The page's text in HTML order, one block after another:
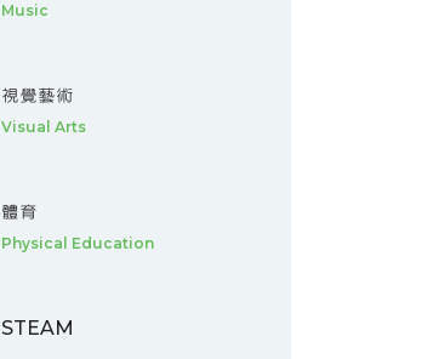
Music
視覺藝術
Visual Arts
體育
Physical Education
STEAM